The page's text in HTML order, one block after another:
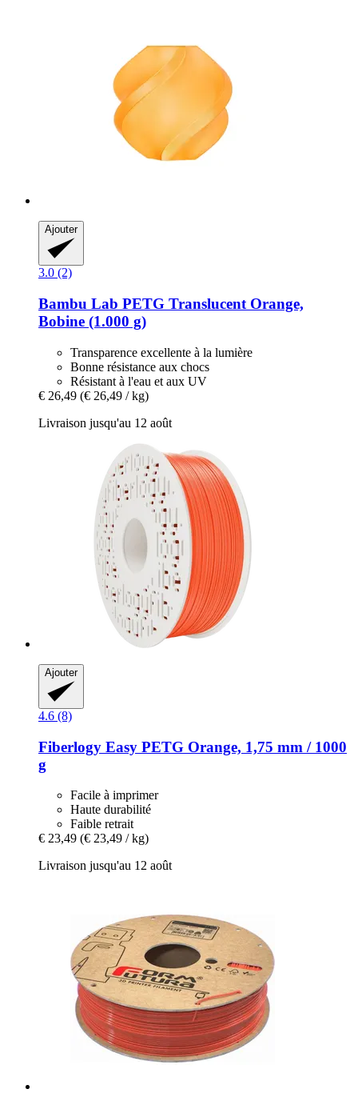
Ajouter
3.0 (2)
Bambu Lab PETG Translucent Orange,
Bobine (1.000 g)
Transparence excellente à la lumière
Bonne résistance aux chocs
Résistant à l'eau et aux UV
€ 26,49 (€ 26,49 / kg)
Livraison jusqu'au 12 août
Ajouter
4.6 (8)
Fiberlogy Easy PETG Orange, 1,75 mm / 1000
g
Facile à imprimer
Haute durabilité
Faible retrait
€ 23,49 (€ 23,49 / kg)
Livraison jusqu'au 12 août